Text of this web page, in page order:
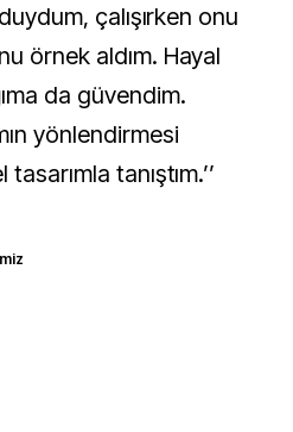
çalışırken onu
örnek aldım. Hayal
da güvendim.
yönlendirmesi
tanıştım.’’